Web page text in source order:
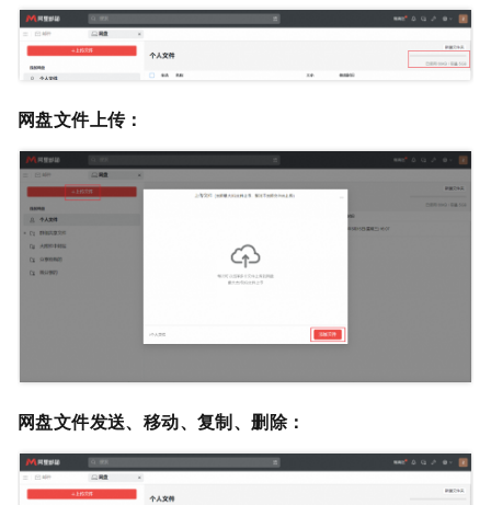
网盘文件上传：
网盘文件发送、移动、复制、删除：